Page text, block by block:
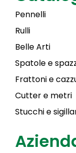
Pennelli
Rulli
Belle Arti
Spatole e
Frattoni e
Cutter e metri
Stucchi e